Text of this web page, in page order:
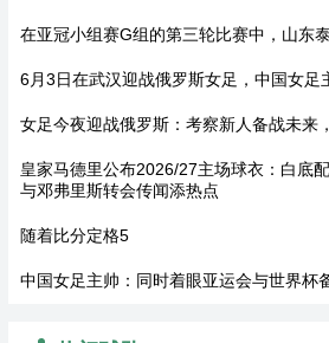
在亚冠小组赛G组的第三轮比赛中，山东
6月3日在武汉迎战俄罗斯女足，中国女足
女足今夜迎战俄罗斯：考察新人备战未来
皇家马德里公布2026/27主场球衣：白底
与邓弗里斯转会传闻添热点
随着比分定格5
中国女足主帅：同时着眼亚运会与世界杯